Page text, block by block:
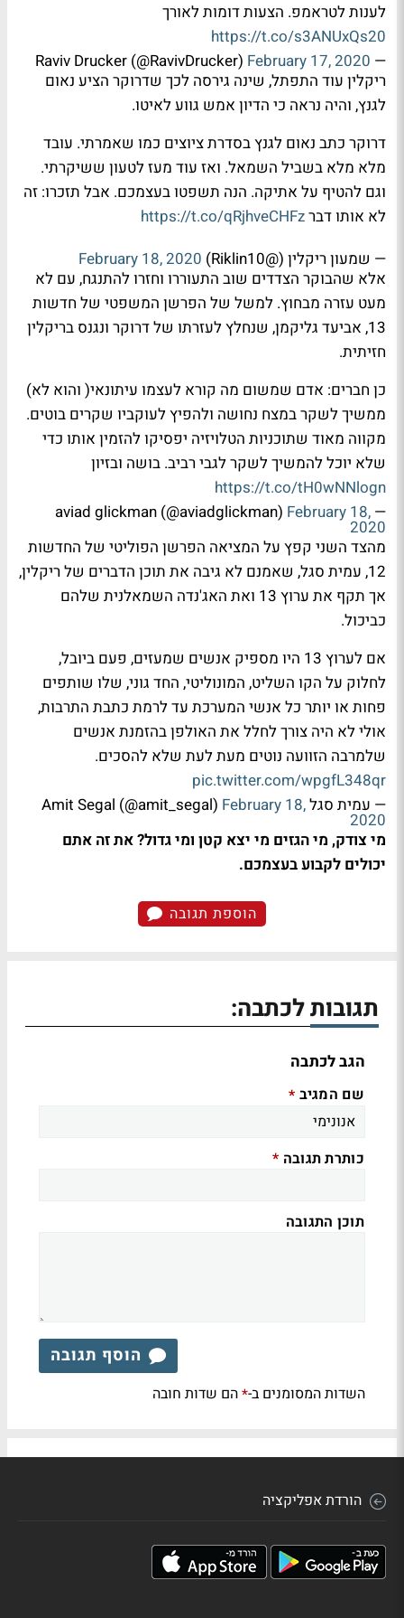
לענות לטראמפ. הצעות דומות לאורך
https://t.co/s3ANUxQs20
— Raviv Drucker (@RavivDrucker)
February 17, 2020
ריקלין עוד התפתל, שינה גירסה לכך שדרוקר הציע נאום
לגנץ, והיה נראה כי הדיון אמש גווע לאיטו.
דרוקר כתב נאום לגנץ בסדרת ציוצים כמו שאמרתי. עובד
מלא מלא בשביל השמאל. ואז עוד מעז לטעון ששיקרתי.
וגם להטיף על אתיקה. הנה תשפטו בעצמכם. אבל תזכרו: זה
לא אותו דברhttps://t.co/qRjhveCHFz
— שמעון ריקלין (@Riklin10)
February 18, 2020
אלא שהבוקר הצדדים שוב התעוררו וחזרו להתנגח, עם לא
מעט עזרה מבחוץ. למשל של הפרשן המשפטי של חדשות
13, אביעד גליקמן, שנחלץ לעזרתו של דרוקר ונגנס בריקלין
חזיתית.
כן חברים: אדם שמשום מה קורא לעצמו עיתונאי( והוא לא)
ממשיך לשקר במצח נחושה ולהפיץ לעוקביו שקרים בוטים.
מקווה מאוד שתוכניות הטלויזיה יפסיקו להזמין אותו כדי
שלא יוכל להמשיך לשקר לגבי רביב. בושה ובזיון
https://t.co/tH0wNNlogn
— aviad glickman (@aviadglickman)
February 18,
2020
מהצד השני קפץ על המציאה הפרשן הפוליטי של החדשות
12, עמית סגל, שאמנם לא גיבה את תוכן הדברים של ריקלין,
אך תקף את ערוץ 13 ואת האג'נדה השמאלנית שלהם
כביכול.
אם לערוץ 13 היו מספיק אנשים שמעזים, פעם ביובל,
לחלוק על הקו השליט, המונוליטי, החד גוני, שלו שותפים
פחות או יותר כל אנשי המערכת עד לרמת כתבת התרבות,
אולי לא היה צורך לחלל את האולפן בהזמנת אנשים
שלמרבה הזוועה נוטים מעת לעת שלא להסכים.
pic.twitter.com/wpgfL348qr
— עמית סגל Amit Segal (@amit_segal)February 18,
2020
מי צודק, מי הגזים מי יצא קטן ומי גדול? את זה אתם
יכולים לקבוע בעצמכם.
הוספת תגובה
תגובות לכתבה:
הגב לכתבה
שם המגיב *
כותרת תגובה *
תוכן התגובה
הוסף תגובה
השדות המסומנים ב-*הם שדות חובה
הורדת אפליקציה